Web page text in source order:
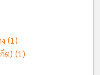
(1)
ต) (1)